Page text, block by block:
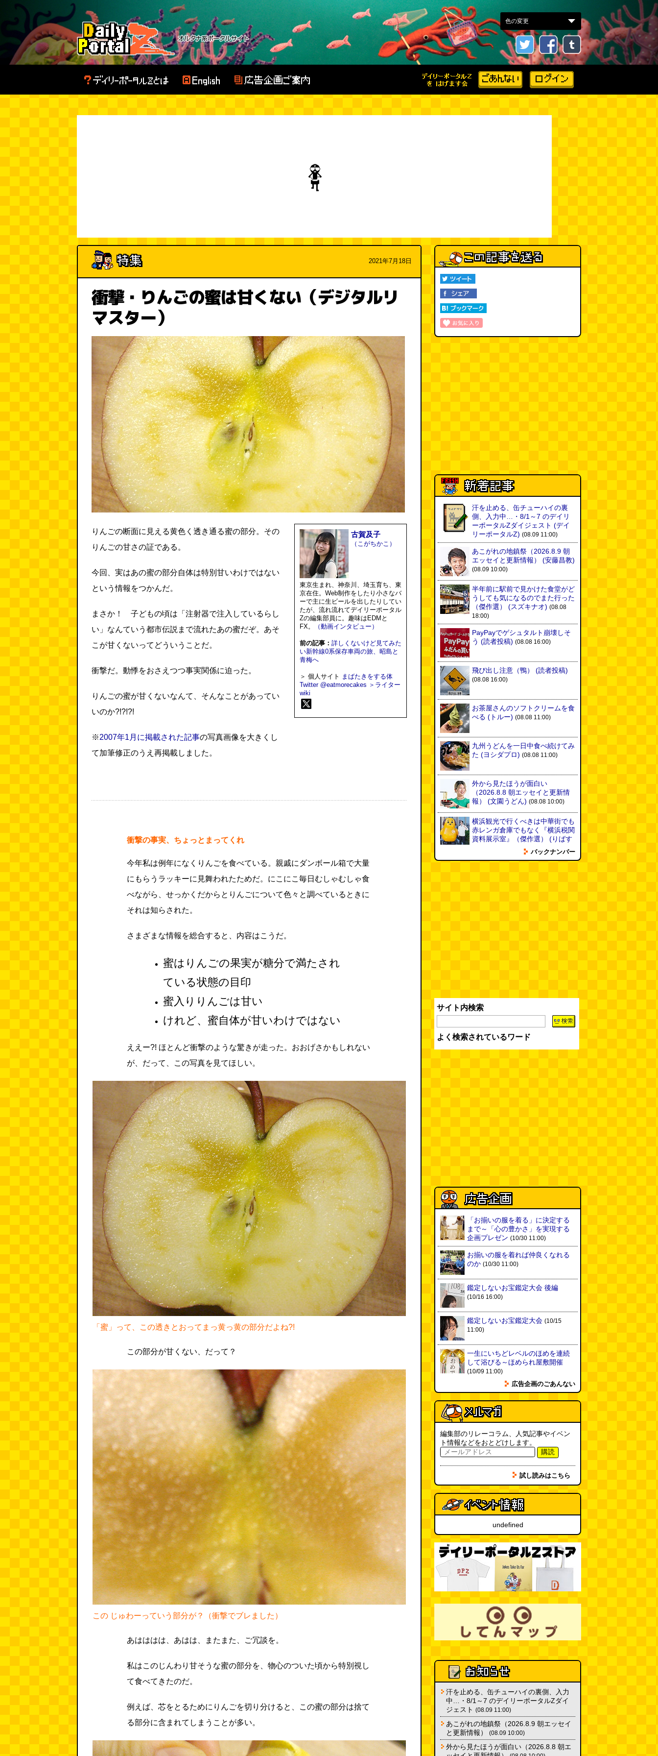
2021年7月18日
衝撃・りんごの蜜は甘くない（デジタルリ
マスター）
りんごの断面に見える黄色く透き通る蜜の部分。その
りんごの甘さの証である。
今回、実はあの蜜の部分自体は特別甘いわけではない
という情報をつかんだ。
まさか！ 子どもの頃は「注射器で注入しているらし
い」なんていう都市伝説まで流れたあの蜜だぞ。あそ
こが甘くないってどういうことだ。
衝撃だ。動悸をおさえつつ事実関係に迫った。
りんごの蜜が甘くないなんて、そんなことがあってい
いのか?!?!?!
※2007年1月に掲載された記事の写真画像を大きくし
て加筆修正のうえ再掲載しました。
古賀及子
（こがちかこ）
東京生まれ、神奈川、埼玉育ち、東
京在住。Web制作をしたり小さなバ
ーで主に生ビールを出したりしてい
たが、流れ流れてデイリーポータル
Zの編集部員に。趣味はEDMと
FX。
（動画インタビュー）
前の記事： 詳しくないけど見てみた
い新幹線0系保存車両の旅、昭島と
青梅へ
＞ 個人サイト まばたきをする体
Twitter @eatmorecakes ＞ライター
wiki
衝撃の事実、ちょっとまってくれ
今年私は例年になくりんごを食べている。親戚にダンボール箱で大量
にもらうラッキーに見舞われたためだ。にこにこ毎日むしゃむしゃ食
べながら、せっかくだからとりんごについて色々と調べているときに
それは知らされた。
さまざまな情報を総合すると、内容はこうだ。
蜜はりんごの果実が糖分で満たされ
ている状態の目印
蜜入りりんごは甘い
けれど、蜜自体が甘いわけではない
ええー?! ほとんど衝撃のような驚きが走った。おおげさかもしれない
が、だって、この写真を見てほしい。
「蜜」って、この透きとおってまっ黄っ黄の部分だよね?!
この部分が甘くない、だって？
この じゅわーっていう部分が？（衝撃でブレました）
あはははは、あはは、またまた、ご冗談を。
私はこのじんわり甘そうな蜜の部分を、物心のついた頃から特別視し
て食べてきたのだ。
例えば、芯をとるためにりんごを切り分けると、この蜜の部分は捨て
る部分に含まれてしまうことが多い。
汗を止める、缶チューハイの裏
側、入力中…・8/1～7 のデイリ
ーポータルZダイジェスト (デイ
リーポータルZ) (08.09 11:00)
あこがれの地鎮祭（2026.8.9 朝
エッセイと更新情報）
(安藤昌教)
(08.09 10:00)
半年前に駅前で見かけた食堂がど
うしても気になるのでまた行った
（傑作選）
(スズキナオ) (08.08
18:00)
PayPayでゲシュタルト崩壊しそ
う (読者投稿) (08.08 16:00)
飛び出し注意（鴨） (読者投稿)
(08.08 16:00)
お茶屋さんのソフトクリームを食
べる (トルー) (08.08 11:00)
九州うどんを一日中食べ続けてみ
た (ヨシダプロ) (08.08 11:00)
外から見たほうが面白い
（2026.8.8 朝エッセイと更新情
報）
(文園うどん) (08.08 10:00)
横浜観光で行くべきは中華街でも
赤レンガ倉庫でもなく『横浜税関
資料展示室』（傑作選）
(りばす
人間ドックと能力者の医者
（2026.8.7 朝エッセイと更新情
報）(べつやく れい)
11:00)
60年以上メトロノームを作り続
けている会社(井上マサキ) (08.06
11:00)
全然関係ないんですが（2026.8.6
朝エッセイと更新情報） (佐伯)
(08.06 10:00)
土浦の高架道路「土浦ニューウェ
イ」を見に行く（傑作選）
ヘアスタイルが3Dになっている
美容室の看板
皿に乗った豚バラブロックの指輪
(べつやく れい)
フエラムネをさらに笛っぽくした
らホイッスルになりました
新太朗) (08.05 11:00)
缶チューハイの内側の世界 (パリ
ッコ) (08.05 11:00)
台湾のおめでたすぎる折り紙の本
（2026.08.05 朝エッセイと更新
情報）(唐沢むぎこ) (08.05 10:00)
大きな唐揚げが乗ったチャーハン
～チャーハン部活動報告（傑作
(江ノ島茂道)
ちょこ煎がカインズPBで販売し
てました (読者投稿) (08.04 16:00)
世田谷区民会館行きのバスは1日
「モグラ駅」で有名な土合駅……
実は真の秘境駅はお隣の湯檜曽駅
だった(ぼっちのazumiさん)
バックナンバー
サイト内検索
よく検索されているワード
「お揃いの服を着る」に決定する
まで～「心の豊かさ」を実現する
企画プレゼン (10/30 11:00)
お揃いの服を着れば仲良くなれる
のか (10/30 11:00)
鑑定しないお宝鑑定大会 後編
(10/16 16:00)
鑑定しないお宝鑑定大会 (10/15
11:00)
一生にいちどレベルのほめを連続
して浴びる～ほめられ屋敷開催
(10/09 11:00)
広告企画のごあんない
編集部のリレーコラム、人気記事やイベン
ト情報などをおとどけします。
購読
試し読みはこちら
undefined
汗を止める、缶チューハイの裏側、入力
中…・8/1～7 のデイリーポータルZダイ
ジェスト (08.09 11:00)
あこがれの地鎮祭（2026.8.9 朝エッセイ
と更新情報）
(08.09 10:00)
外から見たほうが面白い（2026.8.8 朝エ